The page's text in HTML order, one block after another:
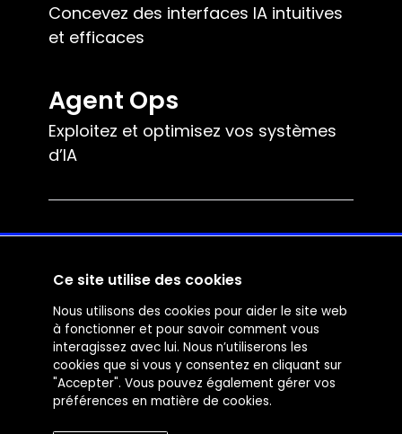
Concevez des interfaces IA intuitives
et efficaces
Agent Ops
Exploitez et optimisez vos systèmes
d’IA
Contact
Reacteev
5 rue du Mail
75002 Paris, France
contact@reacteev.com
Ce site utilise des cookies
Nous utilisons des cookies pour aider le site web
à fonctionner et pour savoir comment vous
interagissez avec lui. Nous n’utiliserons les
cookies que si vous y consentez en cliquant sur
"Accepter". Vous pouvez également gérer vos
préférences en matière de cookies.